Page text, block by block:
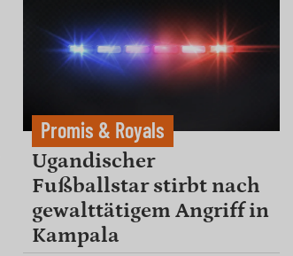
Promis & Royals
Ugandischer
Fußballstar stirbt nach
gewalttätigem Angriff in
Kampala